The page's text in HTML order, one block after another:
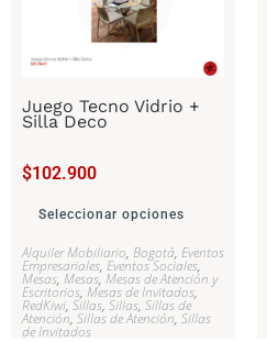
Juego Tecno Vidrio +
Silla Deco
$102.900
Seleccionar opciones
Alquiler Mobiliario, Bogotá, Eventos
Empresariales, Eventos Sociales,
Mesas, Mesas, Mesas de Atención y
Escritorios, Mesas de Invitados,
RedKiwi, Sillas, Sillas, Sillas de
Atención, Sillas de Atención, Sillas
de Invitados